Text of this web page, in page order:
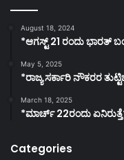
August 18, 2024
*ಆಗಸ್ಟ್ 21 ರಂದು ಭಾರತ್‌
May 5, 2025
*ರಾಜ್ಯ ಸರ್ಕಾರಿ ನೌಕರರ
March 18, 2025
*ಮಾರ್ಚ್ 22ರಂದು
Categories